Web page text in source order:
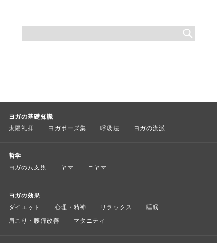
ヨガの基礎知識
太陽礼拝 ヨガポーズ集 呼吸法 ヨガの流派
哲学
ヨガの八支則 ヤマ ニヤマ
ヨガの効果
ダイエット 心理・精神 リラックス
睡眠
肩こり・腰痛改善
マタニティ